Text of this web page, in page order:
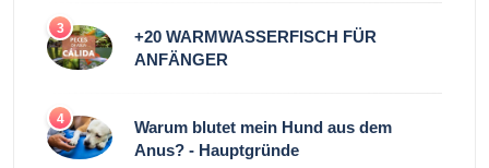
3
+20 WARMWASSERFISCH FÜR
ANFÄNGER
4
Warum blutet mein Hund aus dem
Anus? - Hauptgründe